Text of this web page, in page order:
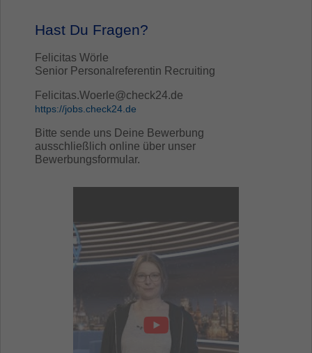
Hast Du Fragen?
Felicitas Wörle
Senior Personalreferentin Recruiting
Felicitas.Woerle@check24.de
https://jobs.check24.de
Bitte sende uns Deine Bewerbung
ausschließlich online über unser
Bewerbungsformular.